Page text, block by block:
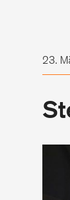
23.